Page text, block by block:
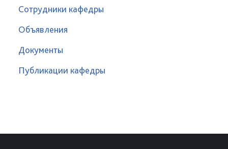
Сотрудники кафедры
Объявления
Документы
Публикации кафедры